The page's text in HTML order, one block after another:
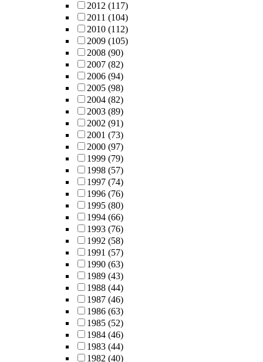
2012 (117)
2011 (104)
2010 (112)
2009 (105)
2008 (90)
2007 (82)
2006 (94)
2005 (98)
2004 (82)
2003 (89)
2002 (91)
2001 (73)
2000 (97)
1999 (79)
1998 (57)
1997 (74)
1996 (76)
1995 (80)
1994 (66)
1993 (76)
1992 (58)
1991 (57)
1990 (63)
1989 (43)
1988 (44)
1987 (46)
1986 (63)
1985 (52)
1984 (46)
1983 (44)
1982 (40)